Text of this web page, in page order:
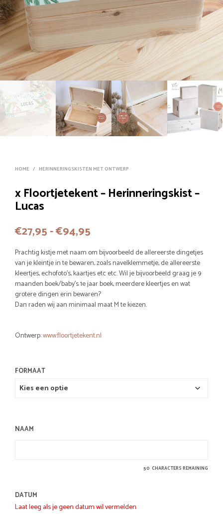
HOME / HERINNERINGSKISTEN MET ONTWERP
x Floortjetekent – Herinneringskist –
Lucas
€27,95-€94,95
€27,95
tot
€94,95
Prachtig kistje met naam om bijvoorbeeld de allereerste dingetjes
van je kleintje in te bewaren, zoals navelklemmetje, de allereerste
kleertjes, echofoto’s, kaartjes etc etc. Wil je bijvoorbeeld graag je 9
maanden boek/baby’s 1e jaar boek, meerdere kleertjes en wat
grotere dingen erin bewaren?
Dan raden wij aan minimaal maat M te kiezen.
Ontwerp:www.floortjetekent.nl
FORMAAT
NAAM
50 CHARACTERS REMAINING
DATUM
Laat leeg als je geen datum wil vermelden